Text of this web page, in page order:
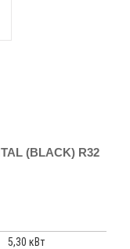
(BLACK) R32
5,30 кВт